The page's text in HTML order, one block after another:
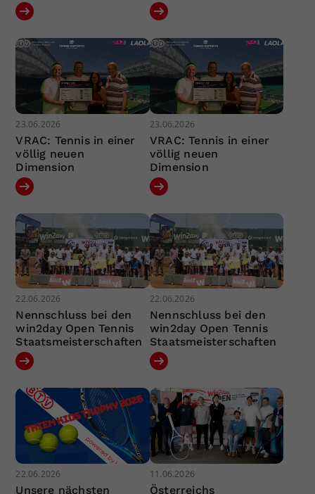
23.06.2026
VRAC: Tennis in einer
völlig neuen
Dimension
23.06.2026
VRAC: Tennis in einer
völlig neuen
Dimension
22.06.2026
Nennschluss bei den
win2day Open Tennis
Staatsmeisterschaften
22.06.2026
Nennschluss bei den
win2day Open Tennis
Staatsmeisterschaften
22.06.2026
Unsere nächsten
11.06.2026
Österreichs